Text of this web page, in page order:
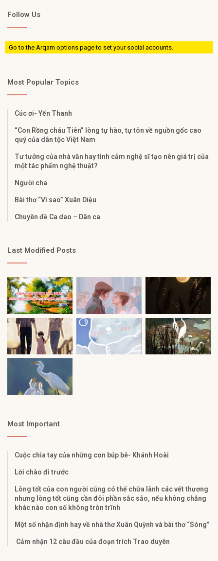
Follow Us
Go to the Arqam options page to set your social accounts.
Most Popular Topics
Cúc ơi- Yến Thanh
“Con Rồng cháu Tiên” lòng tự hào, tự tôn về nguồn gốc cao
quý của dân tộc Việt Nam
Tư tưởng của nhà văn hay tình cảm nghệ sĩ tạo nên giá trị của
một tác phẩm nghệ thuật?
Người cha
Bài thơ “Vì sao” Xuân Diệu
Chuyên đề Ca dao – Dân ca
Last Modified Posts
Most Important
Cuộc chia tay của những con búp bê- Khánh Hoài
Lời chào đi trước
Lòng tốt của con người cũng có thể chữa lành các vết thương
nhưng lòng tốt cũng cần đôi phần sắc sảo, nếu không chẳng
khác nào con số không tròn trĩnh
Một số nhận định hay về nhà thơ Xuân Quỳnh và bài thơ “Sóng”
Cảm nhận 12 câu đầu của đoạn trích Trao duyên